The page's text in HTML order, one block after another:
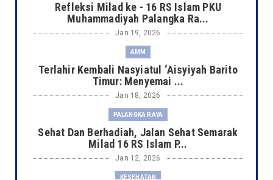
Refleksi Milad ke - 16 RS Islam PKU
Muhammadiyah Palangka Ra...
Jan 19, 2026
AMM
Terlahir Kembali Nasyiatul ‘Aisyiyah Barito
Timur: Menyemai ...
Jan 18, 2026
PALANGKA RAYA
Sehat Dan Berhadiah, Jalan Sehat Semarak
Milad 16 RS Islam P...
Jan 12, 2026
KESEHATAN